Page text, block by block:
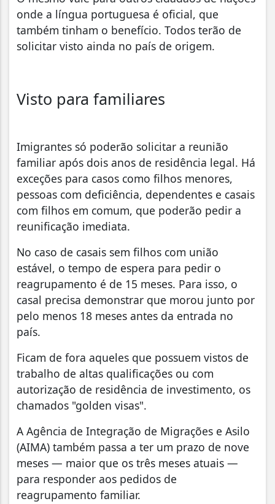
onde a língua portuguesa é oficial, que
também tinham o benefício. Todos terão de
solicitar visto ainda no país de origem.
Visto para familiares
Imigrantes só poderão solicitar a reunião
familiar após dois anos de residência legal. Há
exceções para casos como filhos menores,
pessoas com deficiência, dependentes e casais
com filhos em comum, que poderão pedir a
reunificação imediata.
No caso de casais sem filhos com união
estável, o tempo de espera para pedir o
reagrupamento é de 15 meses. Para isso, o
casal precisa demonstrar que morou junto por
pelo menos 18 meses antes da entrada no
país.
Ficam de fora aqueles que possuem vistos de
trabalho de altas qualificações ou com
autorização de residência de investimento, os
chamados "golden visas".
A Agência de Integração de Migrações e Asilo
(AIMA) também passa a ter um prazo de nove
meses — maior que os três meses atuais —
para responder aos pedidos de
reagrupamento familiar.